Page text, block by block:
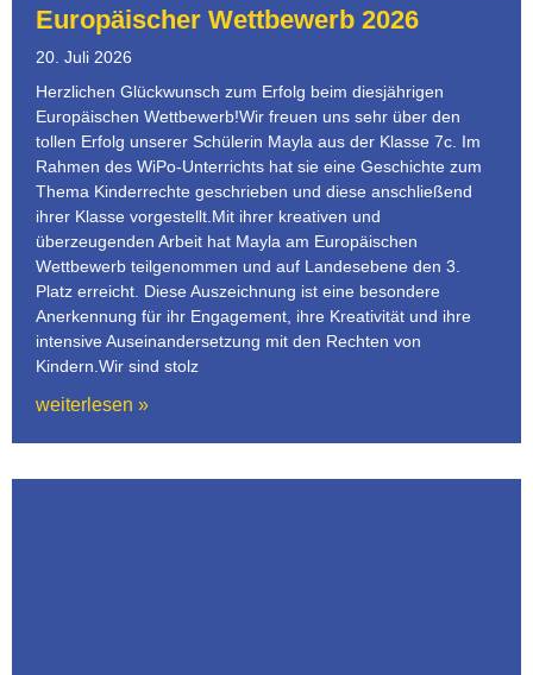
Europäischer Wettbewerb 2026
20. Juli 2026
Herzlichen Glückwunsch zum Erfolg beim diesjährigen
Europäischen Wettbewerb!Wir freuen uns sehr über den
tollen Erfolg unserer Schülerin Mayla aus der Klasse 7c. Im
Rahmen des WiPo-Unterrichts hat sie eine Geschichte zum
Thema Kinderrechte geschrieben und diese anschließend
ihrer Klasse vorgestellt.Mit ihrer kreativen und
überzeugenden Arbeit hat Mayla am Europäischen
Wettbewerb teilgenommen und auf Landesebene den 3.
Platz erreicht. Diese Auszeichnung ist eine besondere
Anerkennung für ihr Engagement, ihre Kreativität und ihre
intensive Auseinandersetzung mit den Rechten von
Kindern.Wir sind stolz
weiterlesen »
SeiteSeiteSeiteSeite Seite